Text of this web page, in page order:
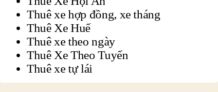
Thuê xe hợp đồng, xe tháng
Thuê Xe Huế
Thuê xe theo ngày
Thuê Xe Theo Tuyến
Thuê xe tự lái